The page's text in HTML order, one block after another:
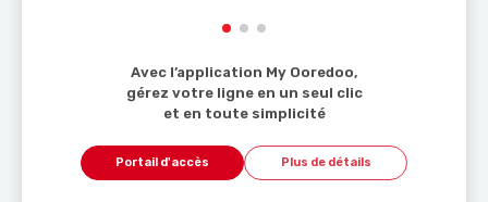
Avec l’application My Ooredoo,
gérez votre ligne en un seul clic
et en toute simplicité
Portail d'accès Plus de détails